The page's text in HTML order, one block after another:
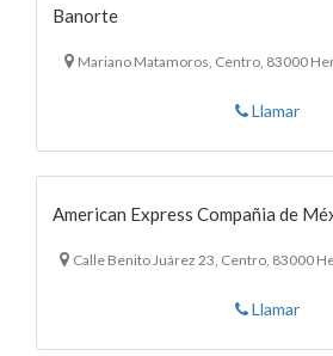
Banorte
Mariano Matamoros, Centro, 83000
Llamar
American Express Compañia de
Calle Benito Juárez 23, Centro, 83000
Llamar